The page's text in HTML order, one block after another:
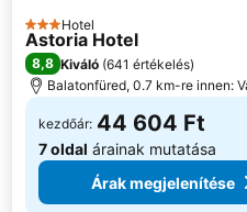
3 Kategória
Hotel
Astoria Hotel
8,8 Kiváló (641 értékelés)
Balatonfüred, 0.7 km-re innen:
kezdőár: 44 604 Ft
7 oldal árainak mutatása
Árak megjelenítése